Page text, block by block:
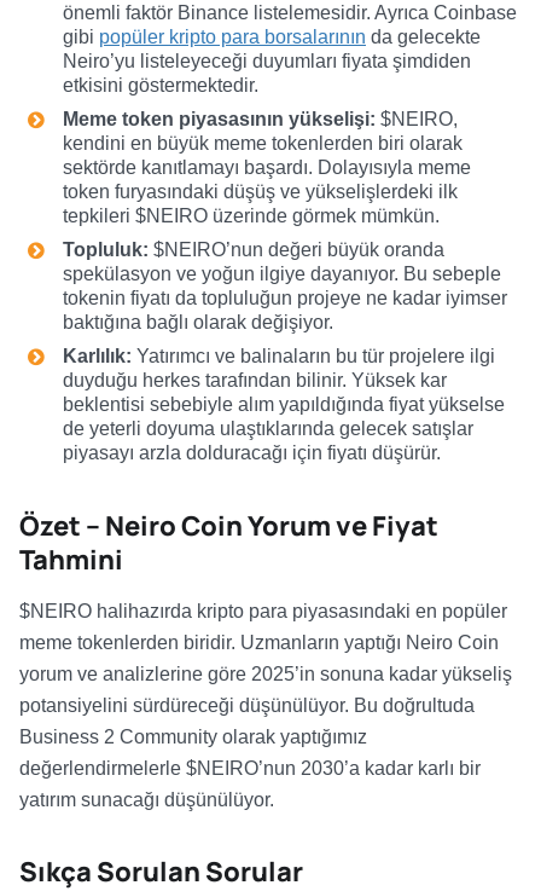
önemli faktör Binance listelemesidir. Ayrıca Coinbase
gibi popüler kripto para borsalarının da gelecekte
Neiro’yu listeleyeceği duyumları fiyata şimdiden
etkisini göstermektedir.
Meme token piyasasının yükselişi: $NEIRO,
kendini en büyük meme tokenlerden biri olarak
sektörde kanıtlamayı başardı. Dolayısıyla meme
token furyasındaki düşüş ve yükselişlerdeki ilk
tepkileri $NEIRO üzerinde görmek mümkün.
Topluluk: $NEIRO’nun değeri büyük oranda
spekülasyon ve yoğun ilgiye dayanıyor. Bu sebeple
tokenin fiyatı da topluluğun projeye ne kadar iyimser
baktığına bağlı olarak değişiyor.
Karlılık: Yatırımcı ve balinaların bu tür projelere ilgi
duyduğu herkes tarafından bilinir. Yüksek kar
beklentisi sebebiyle alım yapıldığında fiyat yükselse
de yeterli doyuma ulaştıklarında gelecek satışlar
piyasayı arzla dolduracağı için fiyatı düşürür.
Özet – Neiro Coin Yorum ve Fiyat
Tahmini
$NEIRO halihazırda kripto para piyasasındaki en popüler
meme tokenlerden biridir. Uzmanların yaptığı Neiro Coin
yorum ve analizlerine göre 2025’in sonuna kadar yükseliş
potansiyelini sürdüreceği düşünülüyor. Bu doğrultuda
Business 2 Community olarak yaptığımız
değerlendirmelerle $NEIRO’nun 2030’a kadar karlı bir
yatırım sunacağı düşünülüyor.
Sıkça Sorulan Sorular